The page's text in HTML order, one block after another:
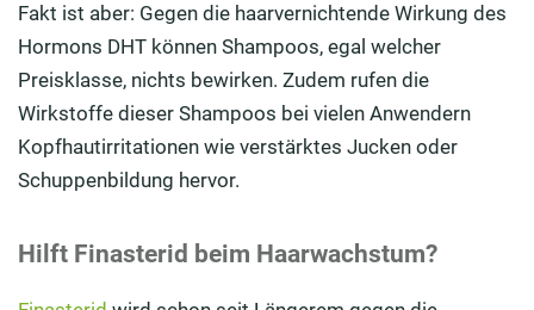
Fakt ist aber: Gegen die haarvernichtende Wirkung des
Hormons DHT können Shampoos, egal welcher
Preisklasse, nichts bewirken. Zudem rufen die
Wirkstoffe dieser Shampoos bei vielen Anwendern
Kopfhautirritationen wie verstärktes Jucken oder
Schuppenbildung hervor.
Hilft Finasterid beim Haarwachstum?